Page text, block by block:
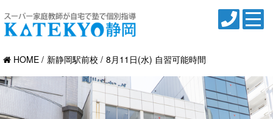
HOME 新静岡駅前校 8月11日(水) 自習可能時間